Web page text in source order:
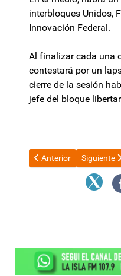
interbloques Unidos,
Innovación Federal.
Al finalizar cada una
contestará por un
cierre de la sesión
jefe del bloque
Artículo anterior:
Anterior Artículo
Siguiente